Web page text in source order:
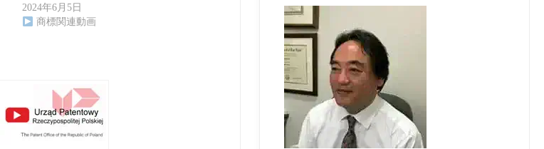
2024年6月5日
商標関連動画